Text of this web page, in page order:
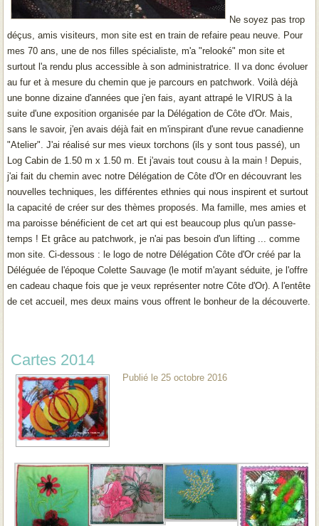
Ne soyez pas trop
déçus, amis visiteurs, mon site est en train de refaire peau neuve. Pour
mes 70 ans, une de nos filles spécialiste, m'a "relooké" mon site et
surtout l'a rendu plus accessible à son administratrice. Il va donc évoluer
au fur et à mesure du chemin que je parcours en patchwork. Voilà déjà
une bonne dizaine d'années que j'en fais, ayant attrapé le VIRUS à la
suite d'une exposition organisée par la Délégation de Côte d'Or. Mais,
sans le savoir, j'en avais déjà fait en m'inspirant d'une revue canadienne
"Atelier". J'ai réalisé sur mes vieux torchons (ils y sont tous passé), un
Log Cabin de 1.50 m x 1.50 m. Et j'avais tout cousu à la main ! Depuis,
j'ai fait du chemin avec notre Délégation de Côte d'Or en découvrant les
nouvelles techniques, les différentes ethnies qui nous inspirent et surtout
la capacité de créer sur des thèmes proposés. Ma famille, mes amies et
ma paroisse bénéficient de cet art qui est beaucoup plus qu'un passe-
temps ! Et grâce au patchwork, je n'ai pas besoin d'un lifting ... comme
mon site. Ci-dessous : le logo de notre Délégation Côte d'Or créé par la
Déléguée de l'époque Colette Sauvage (le motif m'ayant séduite, je l'offre
en cadeau chaque fois que je veux représenter notre Côte d'Or). A l'entête
de cet accueil, mes deux mains vous offrent le bonheur de la découverte.
Cartes 2014
Publié le 25 octobre 2016